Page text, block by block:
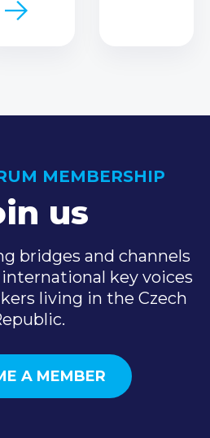
MEMBERSHIP
us
bridges and channels
key voices
living in the Czech
A MEMBER